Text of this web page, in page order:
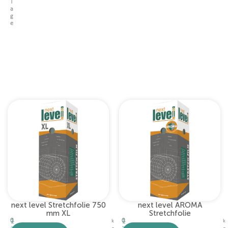
T
a
g
e
next level Stretchfolie 750
mm XL
1
0
k
next level AROMA
Stretchfolie
1
0
k